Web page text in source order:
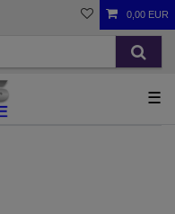
0,00 EUR
☰